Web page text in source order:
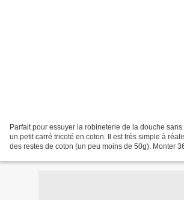
Parfait pour essuyer la robineterie de la douche
un petit carré tricoté en coton. Il est très simple à
des restes de coton (un peu moins de 50g). Monter